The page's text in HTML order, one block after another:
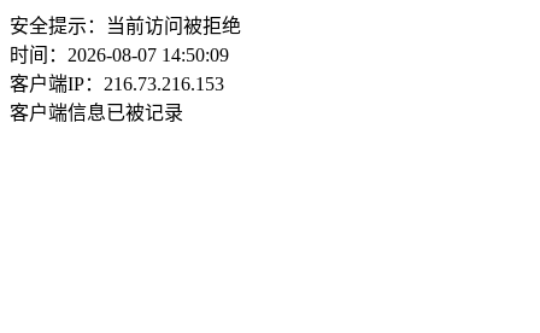
安全提示：当前访问被拒绝
时间：2026-08-07 14:50:09
客户端IP：216.73.216.153
客户端信息已被记录